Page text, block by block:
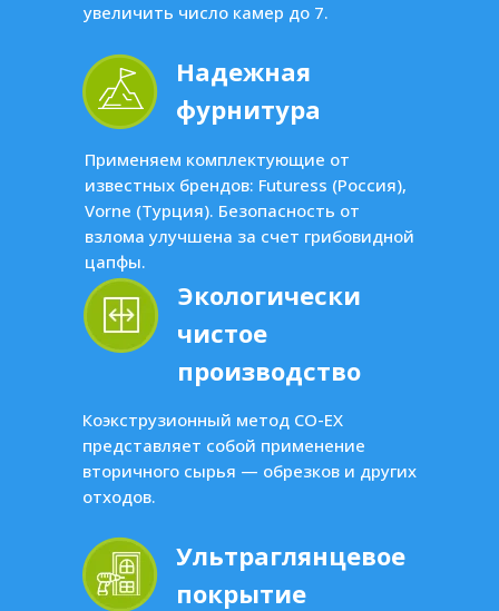
Надежная
фурнитура
увеличить число камер до 7.
Применяем комплектующие от
известных брендов: Futuress (Россия),
Vorne (Турция). Безопасность от
взлома улучшена за счет грибовидной
цапфы.
Ультраглянцевое
покрытие
Экологически
чистое
производство
Коэкструзионный метод CO-EX
представляет собой применение
вторичного сырья — обрезков и других
отходов.